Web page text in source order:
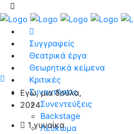
Συγγραφείς
Θεατρικά έργα
Θεωρητικά κείμενα
Κριτικές
Συναντήσεις
Συνεντεύξεις
Backstage
Λεύκωμα
Εγώ, μια δούλα,
2024
1 γυναίκα